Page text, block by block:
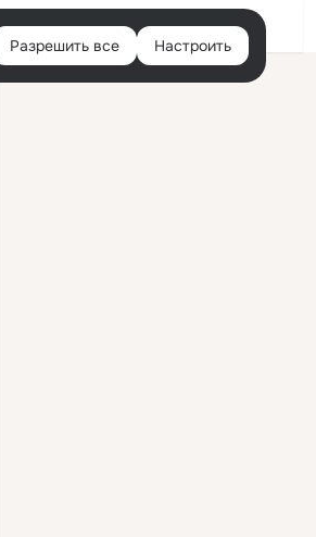
Войти
Разрешить все Настроить